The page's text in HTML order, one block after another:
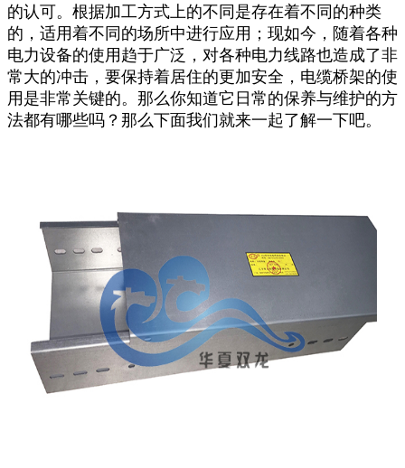
的认可。根据加工方式上的不同是存在着不同的种类
的，适用着不同的场所中进行应用；现如今，随着各种
电力设备的使用趋于广泛，对各种电力线路也造成了非
常大的冲击，要保持着居住的更加安全，电缆桥架的使
用是非常关键的。那么你知道它日常的保养与维护的方
法都有哪些吗？那么下面我们就来一起了解一下吧。